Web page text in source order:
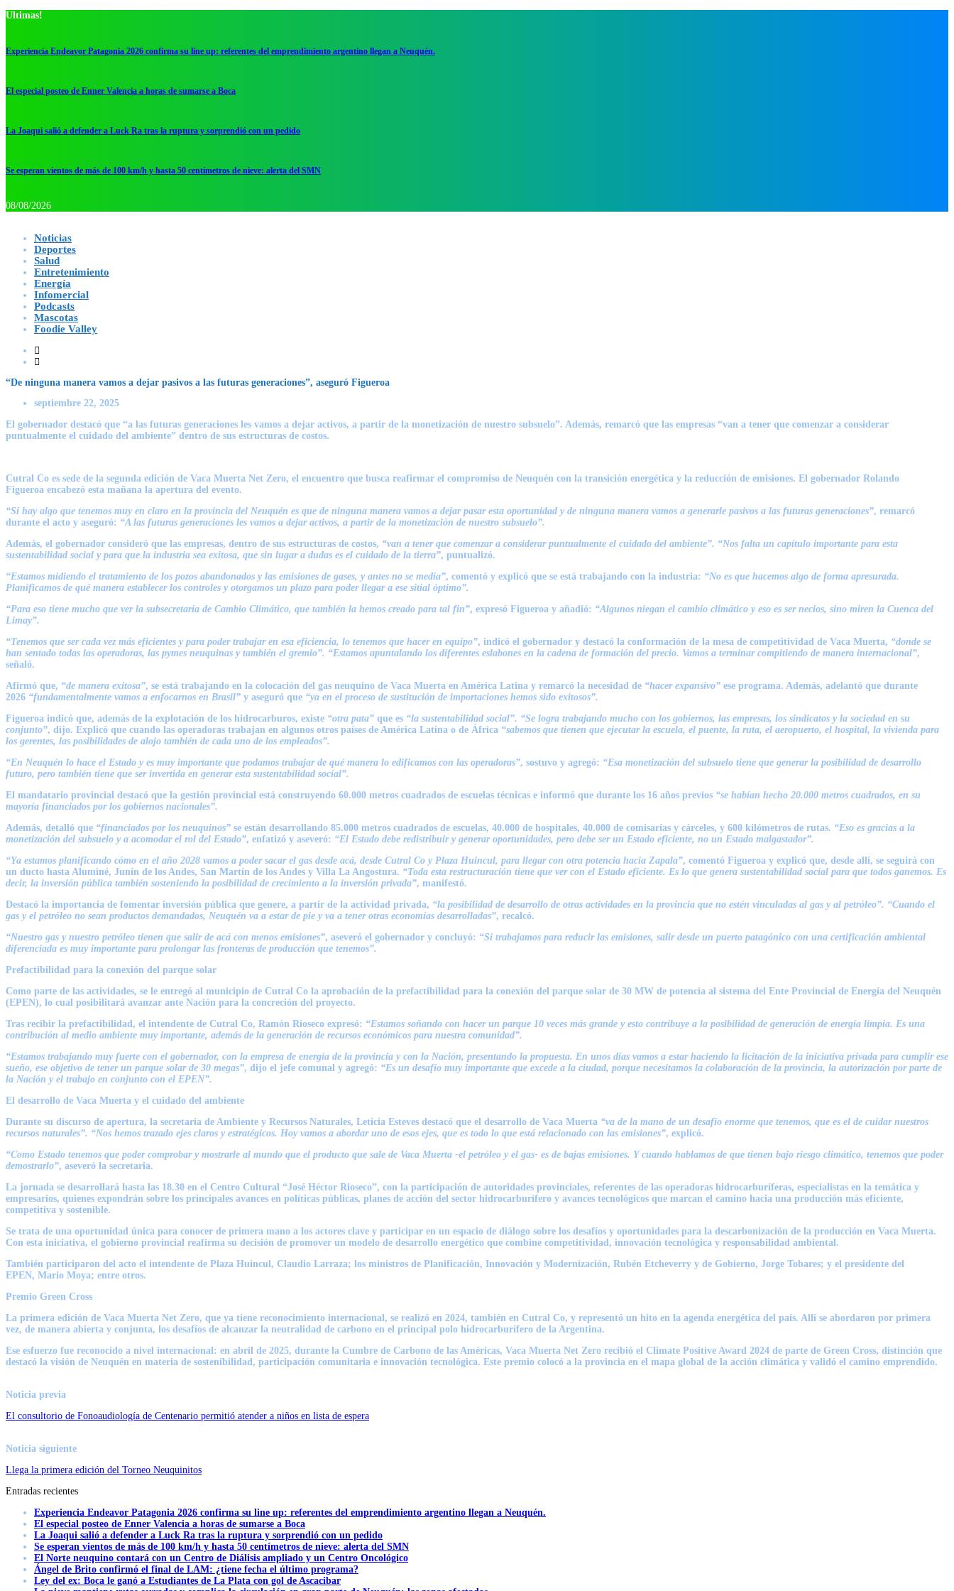
Ultimas!
Experiencia Endeavor Patagonia 2026 confirma su line up: referentes del emprendimiento argentino llegan a Neuquén.
El especial posteo de Enner Valencia a horas de sumarse a Boca
La Joaqui salió a defender a Luck Ra tras la ruptura y sorprendió con un pedido
Se esperan vientos de más de 100 km/h y hasta 50 centímetros de nieve: alerta del SMN
08/08/2026
Noticias
Deportes
Salud
Entretenimiento
Energía
Infomercial
Podcasts
Mascotas
Foodie Valley
“De ninguna manera vamos a dejar pasivos a las futuras generaciones”, aseguró Figueroa
septiembre 22, 2025
El gobernador destacó que “a las futuras generaciones les vamos a dejar activos, a partir de la monetización de nuestro subsuelo”. Además, remarcó que las empresas “van a tener que comenzar a considerar
puntualmente el cuidado del ambiente” dentro de sus estructuras de costos.
Cutral Co es sede de la segunda edición de Vaca Muerta Net Zero, el encuentro que busca reafirmar el compromiso de Neuquén con la transición energética y la reducción de emisiones. El gobernador Rolando
Figueroa encabezó esta mañana la apertura del evento.
“Si hay algo que tenemos muy en claro en la provincia del Neuquén es que de ninguna manera vamos a dejar pasar esta oportunidad y de ninguna manera vamos a generarle pasivos a las futuras generaciones”, remarcó
durante el acto y aseguró: “A las futuras generaciones les vamos a dejar activos, a partir de la monetización de nuestro subsuelo”.
Además, el gobernador consideró que las empresas, dentro de sus estructuras de costos, “van a tener que comenzar a considerar puntualmente el cuidado del ambiente”. “Nos falta un capítulo importante para esta
sustentabilidad social y para que la industria sea exitosa, que sin lugar a dudas es el cuidado de la tierra”, puntualizó.
“Estamos midiendo el tratamiento de los pozos abandonados y las emisiones de gases, y antes no se medía”, comentó y explicó que se está trabajando con la industria: “No es que hacemos algo de forma apresurada.
Planificamos de qué manera establecer los controles y otorgamos un plazo para poder llegar a ese sitial óptimo”.
“Para eso tiene mucho que ver la subsecretaría de Cambio Climático, que también la hemos creado para tal fin”, expresó Figueroa y añadió: “Algunos niegan el cambio climático y eso es ser necios, sino miren la Cuenca del
Limay”.
“Tenemos que ser cada vez más eficientes y para poder trabajar en esa eficiencia, lo tenemos que hacer en equipo”, indicó el gobernador y destacó la conformación de la mesa de competitividad de Vaca Muerta, “donde se
han sentado todas las operadoras, las pymes neuquinas y también el gremio”. “Estamos apuntalando los diferentes eslabones en la cadena de formación del precio. Vamos a terminar compitiendo de manera internacional”,
señaló.
Afirmó que, “de manera exitosa”, se está trabajando en la colocación del gas neuquino de Vaca Muerta en América Latina y remarcó la necesidad de “hacer expansivo” ese programa. Además, adelantó que durante
2026 “fundamentalmente vamos a enfocarnos en Brasil” y aseguró que “ya en el proceso de sustitución de importaciones hemos sido exitosos”.
Figueroa indicó que, además de la explotación de los hidrocarburos, existe “otra pata” que es “la sustentabilidad social”. “Se logra trabajando mucho con los gobiernos, las empresas, los sindicatos y la sociedad en su
conjunto”, dijo. Explicó que cuando las operadoras trabajan en algunos otros países de América Latina o de África “sabemos que tienen que ejecutar la escuela, el puente, la ruta, el aeropuerto, el hospital, la vivienda para
los gerentes, las posibilidades de alojo también de cada uno de los empleados”.
“En Neuquén lo hace el Estado y es muy importante que podamos trabajar de qué manera lo edificamos con las operadoras”, sostuvo y agregó: “Esa monetización del subsuelo tiene que generar la posibilidad de desarrollo
futuro, pero también tiene que ser invertida en generar esta sustentabilidad social”.
El mandatario provincial destacó que la gestión provincial está construyendo 60.000 metros cuadrados de escuelas técnicas e informó que durante los 16 años previos “se habían hecho 20.000 metros cuadrados, en su
mayoría financiados por los gobiernos nacionales”.
Además, detalló que “financiados por los neuquinos” se están desarrollando 85.000 metros cuadrados de escuelas, 40.000 de hospitales, 40.000 de comisarías y cárceles, y 600 kilómetros de rutas. “Eso es gracias a la
monetización del subsuelo y a acomodar el rol del Estado”, enfatizó y aseveró: “El Estado debe redistribuir y generar oportunidades, pero debe ser un Estado eficiente, no un Estado malgastador”.
“Ya estamos planificando cómo en el año 2028 vamos a poder sacar el gas desde acá, desde Cutral Co y Plaza Huincul, para llegar con otra potencia hacia Zapala”, comentó Figueroa y explicó que, desde allí, se seguirá con
un ducto hasta Aluminé, Junín de los Andes, San Martín de los Andes y Villa La Angostura. “Toda esta restructuración tiene que ver con el Estado eficiente. Es lo que genera sustentabilidad social para que todos ganemos. Es
decir, la inversión pública también sosteniendo la posibilidad de crecimiento a la inversión privada”, manifestó.
Destacó la importancia de fomentar inversión pública que genere, a partir de la actividad privada, “la posibilidad de desarrollo de otras actividades en la provincia que no estén vinculadas al gas y al petróleo”. “Cuando el
gas y el petróleo no sean productos demandados, Neuquén va a estar de pie y va a tener otras economías desarrolladas”, recalcó.
“Nuestro gas y nuestro petróleo tienen que salir de acá con menos emisiones”, aseveró el gobernador y concluyó: “Si trabajamos para reducir las emisiones, salir desde un puerto patagónico con una certificación ambiental
diferenciada es muy importante para prolongar las fronteras de producción que tenemos”.
Prefactibilidad para la conexión del parque solar
Como parte de las actividades, se le entregó al municipio de Cutral Co la aprobación de la prefactibilidad para la conexión del parque solar de 30 MW de potencia al sistema del Ente Provincial de Energía del Neuquén
(EPEN), lo cual posibilitará avanzar ante Nación para la concreción del proyecto.
Tras recibir la prefactibilidad, el intendente de Cutral Co, Ramón Rioseco expresó: “Estamos soñando con hacer un parque 10 veces más grande y esto contribuye a la posibilidad de generación de energía limpia. Es una
contribución al medio ambiente muy importante, además de la generación de recursos económicos para nuestra comunidad”.
“Estamos trabajando muy fuerte con el gobernador, con la empresa de energía de la provincia y con la Nación, presentando la propuesta. En unos días vamos a estar haciendo la licitación de la iniciativa privada para cumplir ese
sueño, ese objetivo de tener un parque solar de 30 megas”, dijo el jefe comunal y agregó: “Es un desafío muy importante que excede a la ciudad, porque necesitamos la colaboración de la provincia, la autorización por parte de
la Nación y el trabajo en conjunto con el EPEN”.
El desarrollo de Vaca Muerta y el cuidado del ambiente
Durante su discurso de apertura, la secretaria de Ambiente y Recursos Naturales, Leticia Esteves destacó que el desarrollo de Vaca Muerta “va de la mano de un desafío enorme que tenemos, que es el de cuidar nuestros
recursos naturales”. “Nos hemos trazado ejes claros y estratégicos. Hoy vamos a abordar uno de esos ejes, que es todo lo que está relacionado con las emisiones”, explicó.
“Como Estado tenemos que poder comprobar y mostrarle al mundo que el producto que sale de Vaca Muerta -el petróleo y el gas- es de bajas emisiones. Y cuando hablamos de que tienen bajo riesgo climático, tenemos que poder
demostrarlo”, aseveró la secretaria.
La jornada se desarrollará hasta las 18.30 en el Centro Cultural “José Héctor Rioseco”, con la participación de autoridades provinciales, referentes de las operadoras hidrocarburíferas, especialistas en la temática y
empresarios, quienes expondrán sobre los principales avances en políticas públicas, planes de acción del sector hidrocarburífero y avances tecnológicos que marcan el camino hacia una producción más eficiente,
competitiva y sostenible.
Se trata de una oportunidad única para conocer de primera mano a los actores clave y participar en un espacio de diálogo sobre los desafíos y oportunidades para la descarbonización de la producción en Vaca Muerta.
Con esta iniciativa, el gobierno provincial reafirma su decisión de promover un modelo de desarrollo energético que combine competitividad, innovación tecnológica y responsabilidad ambiental.
También participaron del acto el intendente de Plaza Huincul, Claudio Larraza; los ministros de Planificación, Innovación y Modernización, Rubén Etcheverry y de Gobierno, Jorge Tobares; y el presidente del
EPEN, Mario Moya; entre otros.
Premio Green Cross
La primera edición de Vaca Muerta Net Zero, que ya tiene reconocimiento internacional, se realizó en 2024, también en Cutral Co, y representó un hito en la agenda energética del país. Allí se abordaron por primera
vez, de manera abierta y conjunta, los desafíos de alcanzar la neutralidad de carbono en el principal polo hidrocarburífero de la Argentina.
Ese esfuerzo fue reconocido a nivel internacional: en abril de 2025, durante la Cumbre de Carbono de las Américas, Vaca Muerta Net Zero recibió el Climate Positive Award 2024 de parte de Green Cross, distinción que
destacó la visión de Neuquén en materia de sostenibilidad, participación comunitaria e innovación tecnológica. Este premio colocó a la provincia en el mapa global de la acción climática y validó el camino emprendido.
Noticia previa
El consultorio de Fonoaudiología de Centenario permitió atender a niños en lista de espera
Noticia siguiente
Llega la primera edición del Torneo Neuquinitos
Entradas recientes
Experiencia Endeavor Patagonia 2026 confirma su line up: referentes del emprendimiento argentino llegan a Neuquén.
El especial posteo de Enner Valencia a horas de sumarse a Boca
La Joaqui salió a defender a Luck Ra tras la ruptura y sorprendió con un pedido
Se esperan vientos de más de 100 km/h y hasta 50 centímetros de nieve: alerta del SMN
El Norte neuquino contará con un Centro de Diálisis ampliado y un Centro Oncológico
Ángel de Brito confirmó el final de LAM: ¿tiene fecha el último programa?
Ley del ex: Boca le ganó a Estudiantes de La Plata con gol de Ascacibar